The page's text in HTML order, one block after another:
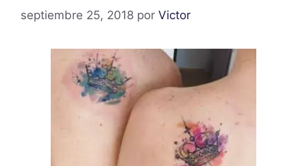
septiembre 25, 2018 por Victor